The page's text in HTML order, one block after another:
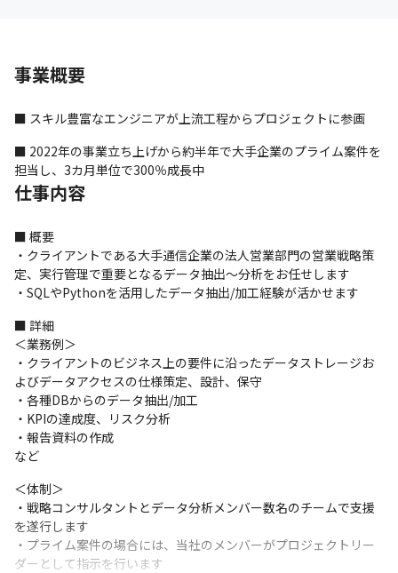
事業概要
■ スキル豊富なエンジニアが上流工程からプロジェクトに参画
■ 2022年の事業立ち上げから約半年で大手企業のプライム案件を
担当し、3カ月単位で300％成長中
仕事内容
■ 概要
・クライアントである大手通信企業の法人営業部門の営業戦略策
定、実行管理で重要となるデータ抽出〜分析をお任せします
・SQLやPythonを活用したデータ抽出/加工経験が活かせます
■ 詳細
＜業務例＞
・クライアントのビジネス上の要件に沿ったデータストレージお
よびデータアクセスの仕様策定、設計、保守
・各種DBからのデータ抽出/加工
・KPIの達成度、リスク分析
・報告資料の作成
など
＜体制＞
・戦略コンサルタントとデータ分析メンバー数名のチームで支援
を遂行します
・プライム案件の場合には、当社のメンバーがプロジェクトリー
ダーとして指示を行います